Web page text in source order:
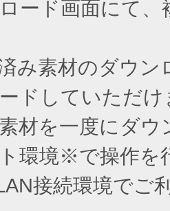
ード画面にて
済み素材のダウ
ドしていただけ
材を一度にダ
環境※で操作を
接続環境でご